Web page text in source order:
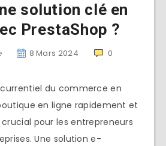
solution clé en
PrestaShop ?
8 Mars 2024 0
du commerce en
en ligne rapidement et
pour les entrepreneurs
Une solution e-